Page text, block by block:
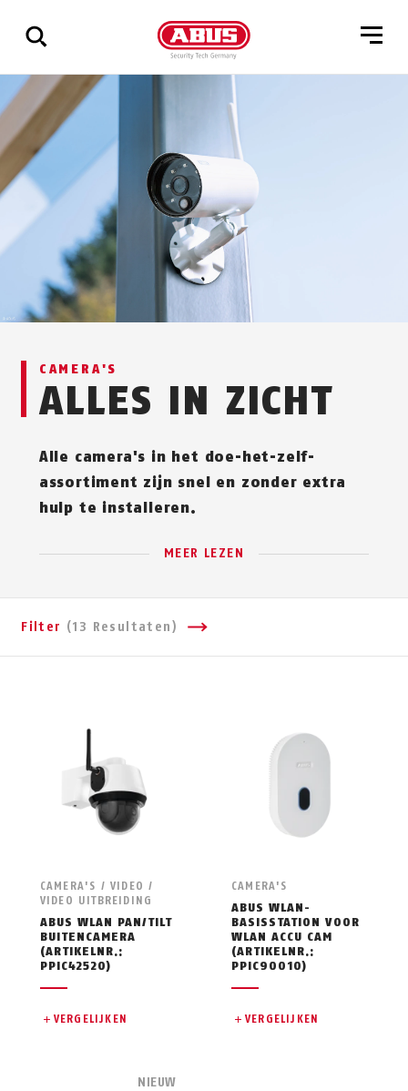
Geef
alle
resultaten
CAMERA'S
ALLES IN ZICHT
Alle camera's in het doe-het-zelf-
assortiment zijn snel en zonder extra
hulp te installeren.
MEER LEZEN
Filter (13 Resultaten)
CAMERA'S / VIDEO /
VIDEO UITBREIDING
ABUS WLAN PAN/TILT
BUITENCAMERA
(ARTIKELNR.:
PPIC42520)
VERGELIJKEN
CAMERA'S
ABUS WLAN-
BASISSTATION VOOR
WLAN ACCU CAM
(ARTIKELNR.:
PPIC90010)
VERGELIJKEN
NIEUW